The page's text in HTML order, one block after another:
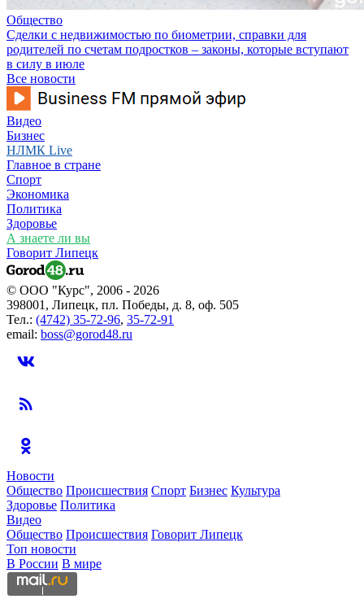
Общество
Сделки с недвижимостью по биометрии, справки для
родителей по счетам подростков – законы, которые вступают
в силу в июле
Все новости
Видео
Бизнес
НЛМК Live
Главное в стране
Спорт
Экономика
Политика
Здоровье
А знаете ли вы
Говорит Липецк
© ООО "Курс", 2006 - 2026
398001, Липецк, пл. Победы, д. 8, оф. 505
Тел.: (4742) 35-72-96, 35-72-91
email: boss@gorod48.ru
Новости
Общество Происшествия Спорт Бизнес Культура
Здоровье Политика
Видео
Общество Происшествия Говорит Липецк
Топ новости
В России В мире